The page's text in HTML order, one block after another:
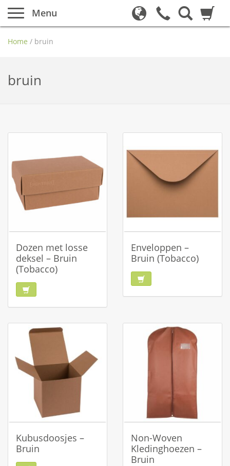
Menu
Home / bruin
bruin
Dozen met losse
deksel – Bruin
(Tobacco)
Enveloppen –
Bruin (Tobacco)
Kubusdoosjes –
Bruin
Non-Woven
Kledinghoezen –
Bruin